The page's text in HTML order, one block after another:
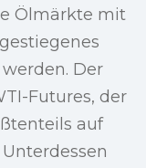
Ölmärkte mit
Der
Futures, der
auf